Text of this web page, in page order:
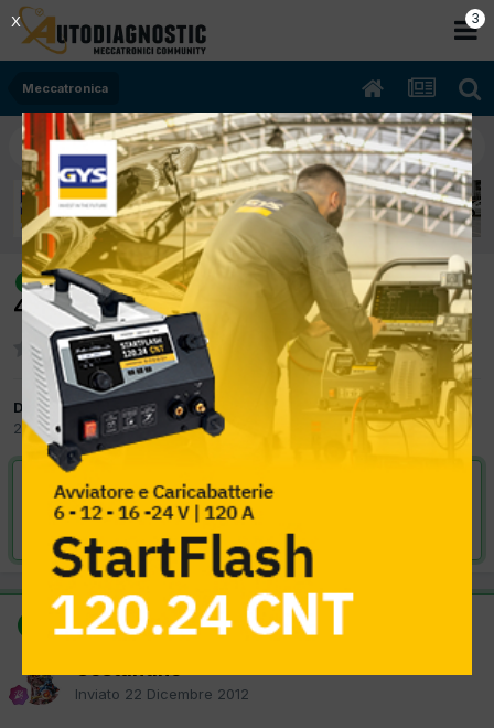
Meccatronica
risolto
[Seicento 04/2007 1.1cc 187a1000
40Kw Benzina] Avviamento difficoltoso
Da Costantino
22 Dicembre 2012 in Meccatronica
VAI ALLA SOLUZIONE
Risolta da Costantino, 22 Dicembre 2012
SOLUZIONE
Inviato 22 Dicembre 2012
2
X